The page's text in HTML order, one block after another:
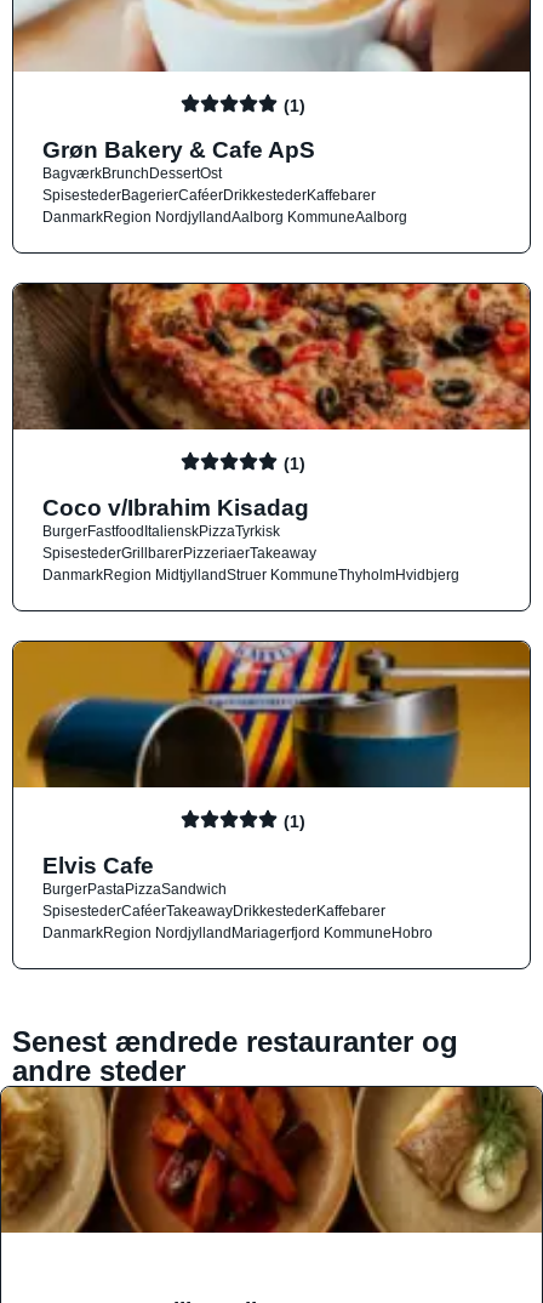
(1)
Grøn Bakery & Cafe ApS
BagværkBrunchDessertOst
SpisestederBagerierCaféerDrikkestederKaffebarer
DanmarkRegion NordjyllandAalborg KommuneAalborg
(1)
Coco v/Ibrahim Kisadag
BurgerFastfoodItalienskPizzaTyrkisk
SpisestederGrillbarerPizzeriaerTakeaway
DanmarkRegion MidtjyllandStruer KommuneThyholmHvidbjerg
(1)
Elvis Cafe
BurgerPastaPizzaSandwich
SpisestederCaféerTakeawayDrikkestederKaffebarer
DanmarkRegion NordjyllandMariagerfjord KommuneHobro
Senest ændrede restauranter og
andre steder